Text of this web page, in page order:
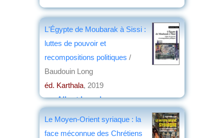
L'Égypte de Moubarak à Sissi :
luttes de pouvoir et
recompositions politiques /
Baudouin Long
éd. Karthala, 2019
parAlbert Lourde
Le Moyen-Orient syriaque : la
face méconnue des Chrétiens